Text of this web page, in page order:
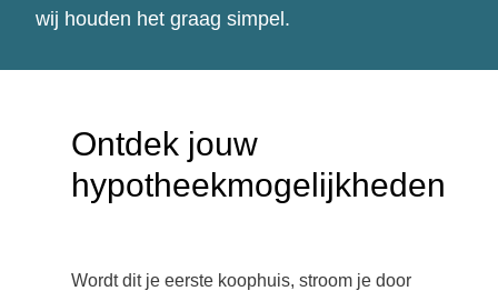
wij houden het graag simpel.
Ontdek jouw
hypotheekmogelijkheden
Wordt dit je eerste koophuis, stroom je door